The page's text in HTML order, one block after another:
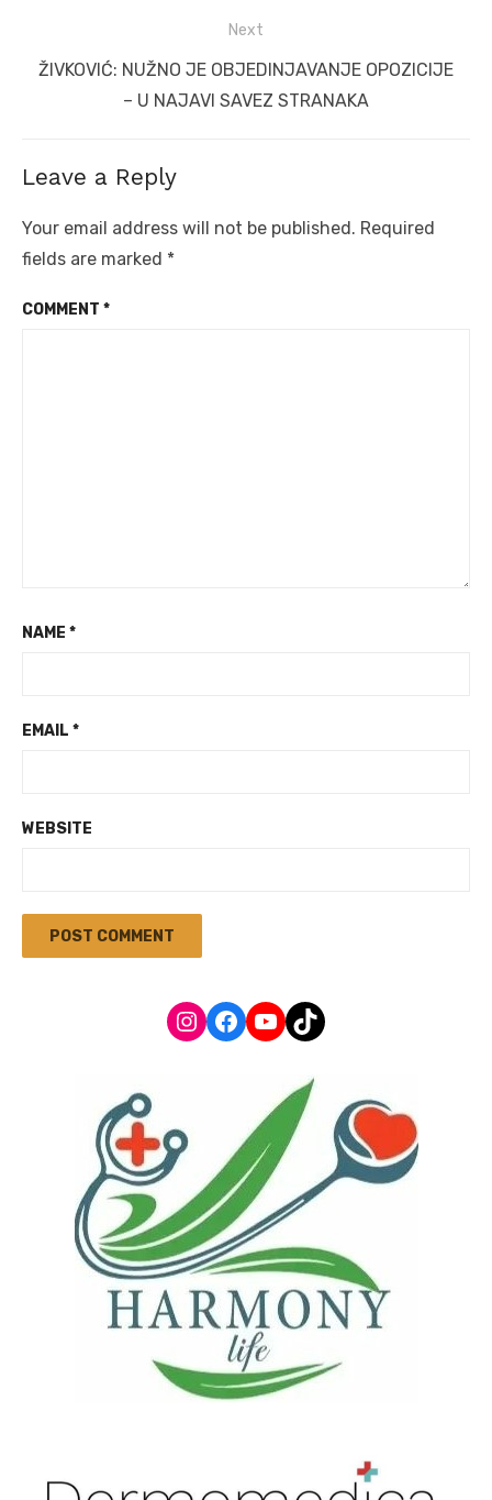
Next
Next
ŽIVKOVIĆ: NUŽNO JE OBJEDINJAVANJE OPOZICIJE
– U NAJAVI SAVEZ STRANAKA
Leave a Reply
Your email address will not be published. Required
fields are marked *
COMMENT *
NAME *
EMAIL *
WEBSITE
Instagram
Facebook
YouTube
TikTok